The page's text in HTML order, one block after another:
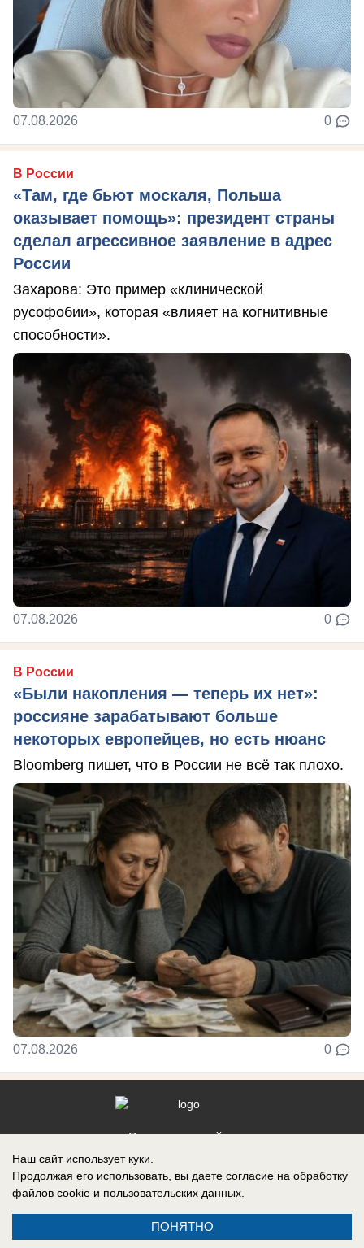
07.08.2026 0
В России
«Там, где бьют москаля, Польша
оказывает помощь»: президент страны
сделал агрессивное заявление в адрес
России
Захарова: Это пример «клинической
русофобии», которая «влияет на когнитивные
способности».
07.08.2026 0
В России
«Были накопления — теперь их нет»:
россияне зарабатывают больше
некоторых европейцев, но есть нюанс
Bloomberg пишет, что в России не всё так плохо.
07.08.2026 0
Реклама на сайте
Наш сайт использует куки.
Продолжая его использовать, вы даете согласие на обработку
файлов cookie и пользовательских данных.
ПОНЯТНО